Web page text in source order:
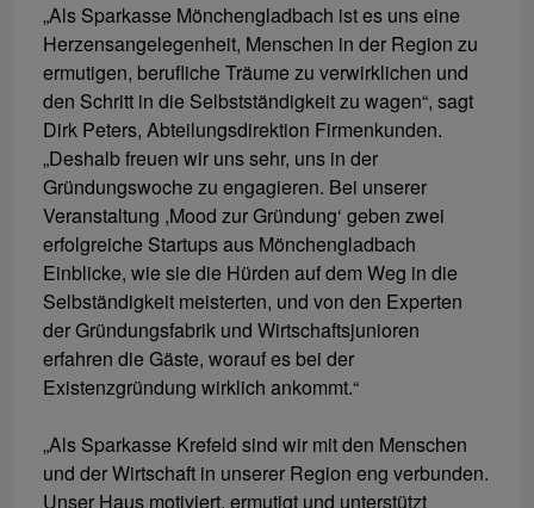
„Als Sparkasse Mönchengladbach ist es uns eine
Herzensangelegenheit, Menschen in der Region zu
ermutigen, berufliche Träume zu verwirklichen und
den Schritt in die Selbstständigkeit zu wagen“, sagt
Dirk Peters, Abteilungsdirektion Firmenkunden.
„Deshalb freuen wir uns sehr, uns in der
Gründungswoche zu engagieren. Bei unserer
Veranstaltung ,Mood zur Gründung‘ geben zwei
erfolgreiche Startups aus Mönchengladbach
Einblicke, wie sie die Hürden auf dem Weg in die
Selbständigkeit meisterten, und von den Experten
der Gründungsfabrik und Wirtschaftsjunioren
erfahren die Gäste, worauf es bei der
Existenzgründung wirklich ankommt.“
„Als Sparkasse Krefeld sind wir mit den Menschen
und der Wirtschaft in unserer Region eng verbunden.
Unser Haus motiviert, ermutigt und unterstützt